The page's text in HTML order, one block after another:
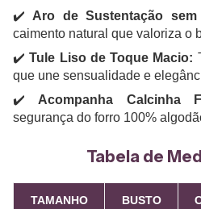
✔️ Aro de Sustentação sem
caimento natural que valoriza o
✔️Tule Liso de Toque Macio:
que une sensualidade e
✔️ Acompanha Calcinha
segurança do forro 100%
Tabela de
TAMANHO BUSTO